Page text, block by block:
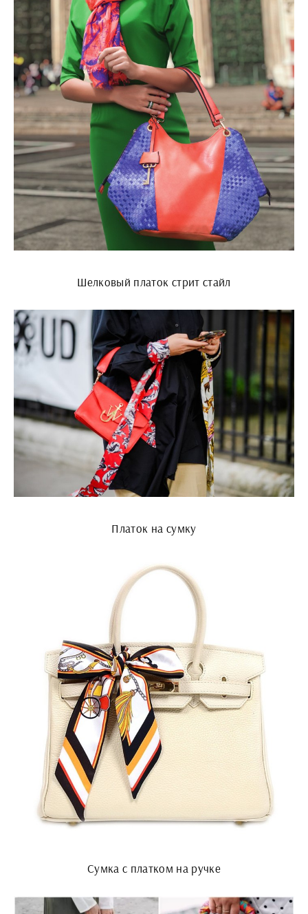
Шелковый платок стрит стайл
Платок на сумку
Сумка с платком на ручке